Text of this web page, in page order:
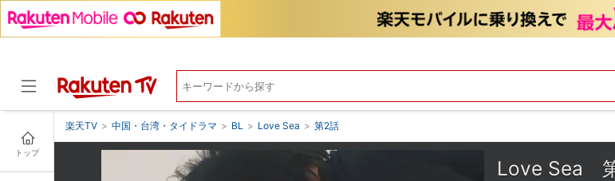
トップ
楽天TV > 中国・台湾・タイドラマ > BL > Love Sea > 第2話
Love Sea